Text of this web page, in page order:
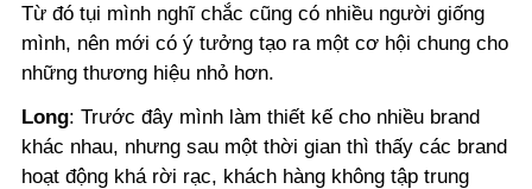
Từ đó tụi mình nghĩ chắc cũng có nhiều người giống
mình, nên mới có ý tưởng tạo ra một cơ hội chung cho
những thương hiệu nhỏ hơn.
Long: Trước đây mình làm thiết kế cho nhiều brand
khác nhau, nhưng sau một thời gian thì thấy các brand
hoạt động khá rời rạc, khách hàng không tập trung